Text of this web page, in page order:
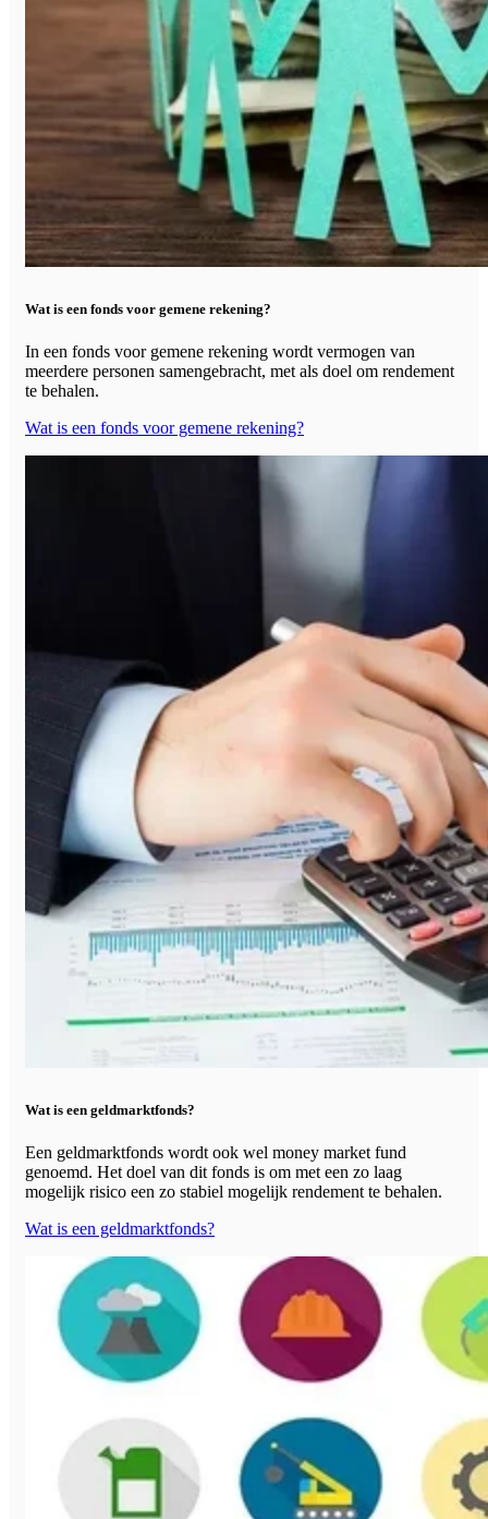
Wat is een fonds voor gemene rekening?
In een fonds voor gemene rekening wordt vermogen van
meerdere personen samengebracht, met als doel om rendement
te behalen.
Wat is een fonds voor gemene rekening?
Wat is een geldmarktfonds?
Een geldmarktfonds wordt ook wel money market fund
genoemd. Het doel van dit fonds is om met een zo laag
mogelijk risico een zo stabiel mogelijk rendement te behalen.
Wat is een geldmarktfonds?